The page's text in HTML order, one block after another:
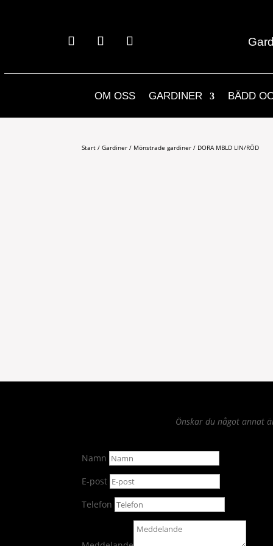
OM OSS GARDINER BÄDD
Start /Gardiner / Mönstrade gardiner / DORA MBLD LIN/RÖD
Önskar du något annat
Namn
E-post
Telefon